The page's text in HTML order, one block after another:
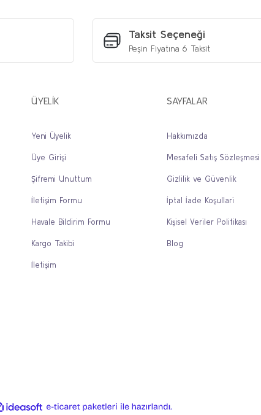
Taksit Seçeneği
Peşin Fiyatına 6 Taksit
ÜYELİK
Yeni Üyelik
Üye Girişi
Şifremi Unuttum
İletişim Formu
Havale Bildirim Formu
Kargo Takibi
İletişim
SAYFALAR
Hakkımızda
Mesafeli Satış Sözleşmesi
Gizlilik ve Güvenlik
İptal İade Koşullari
Kişisel Veriler Politikası
Blog
ideasoft
e-